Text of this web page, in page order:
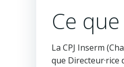
Ce
La CPJ Inserm
que